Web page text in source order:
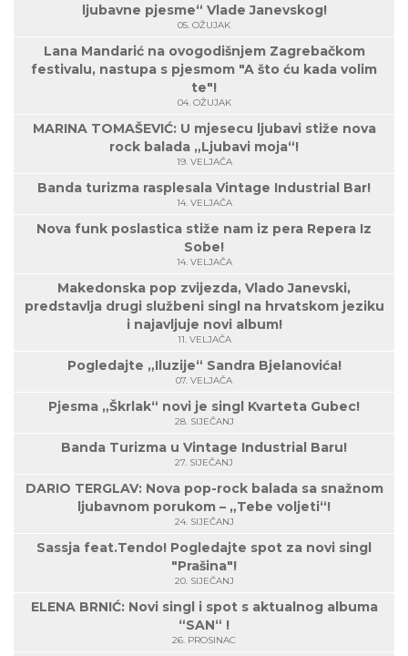
ljubavne pjesme“ Vlade Janevskog!
05. OŽUJAK
Lana Mandarić na ovogodišnjem Zagrebačkom
festivalu, nastupa s pjesmom "A što ću kada volim
te"!
04. OŽUJAK
MARINA TOMAŠEVIĆ: U mjesecu ljubavi stiže nova
rock balada „Ljubavi moja“!
19. VELJAČA
Banda turizma rasplesala Vintage Industrial Bar!
14. VELJAČA
Nova funk poslastica stiže nam iz pera Repera Iz
Sobe!
14. VELJAČA
Makedonska pop zvijezda, Vlado Janevski,
predstavlja drugi službeni singl na hrvatskom jeziku
i najavljuje novi album!
11. VELJAČA
Pogledajte „Iluzije“ Sandra Bjelanovića!
07. VELJAČA
Pjesma „Škrlak“ novi je singl Kvarteta Gubec!
28. SIJEČANJ
Banda Turizma u Vintage Industrial Baru!
27. SIJEČANJ
DARIO TERGLAV: Nova pop-rock balada sa snažnom
ljubavnom porukom – „Tebe voljeti“!
24. SIJEČANJ
Sassja feat.Tendo! Pogledajte spot za novi singl
"Prašina"!
20. SIJEČANJ
ELENA BRNIĆ: Novi singl i spot s aktualnog albuma
“SAN“ !
26. PROSINAC